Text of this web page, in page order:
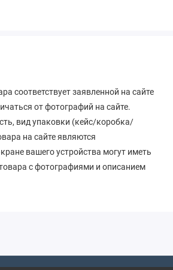
соответствует заявленной на сайте
от фотографий на сайте.
вид упаковки (кейс/коробка/
на сайте являются
вашего устройства могут иметь
с фотографиями и описанием